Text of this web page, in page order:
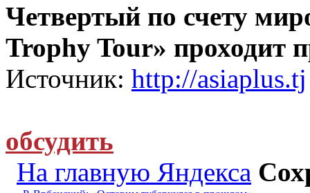
Четвертый по счету
Trophy Tour» проходит
Источник: http://asiaplus.tj
обсудить
На главную Яндекса